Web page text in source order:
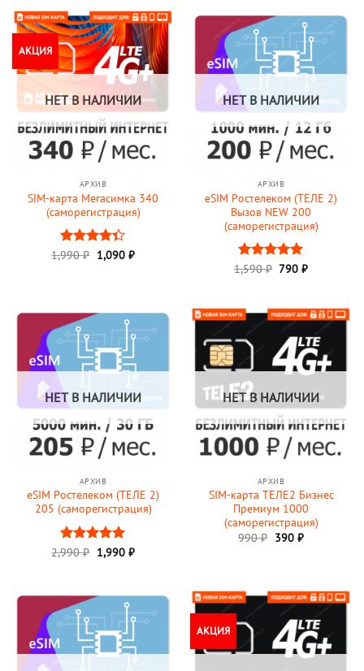
АКЦИЯ
НЕТ В НАЛИЧИИ
АРХИВ
SIM-карта Мегасимка 340
(саморегистрация)
Оценка
1,990₽ Первоначальная
цена
1,090 ₽Текущая
НЕТ В НАЛИЧИИ
АРХИВ
eSIM Ростелеком (ТЕЛЕ 2)
Вызов NEW 200
(саморегистрация)
Оценка5
1,590₽ Первоначальная
790₽Текущая
НЕТ В НАЛИЧИИ
АРХИВ
eSIM Ростелеком (ТЕЛЕ 2)
205 (саморегистрация)
Оценка5
2,990₽ Первоначальная
цена
1,990 ₽Текущая
НЕТ В НАЛИЧИИ
АРХИВ
SIM-карта ТЕЛЕ2 Бизнес
Премиум 1000
(саморегистрация)
990₽ Первоначальная
390 ₽Текущая
АКЦИЯ